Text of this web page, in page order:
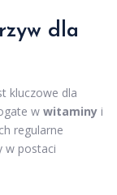
dla
kluczowe dla
w witaminy i
regularne
w postaci